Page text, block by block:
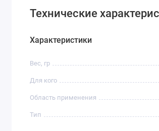
Технические
Характеристики
Вес, гр
Для кого
Область применения
Тип